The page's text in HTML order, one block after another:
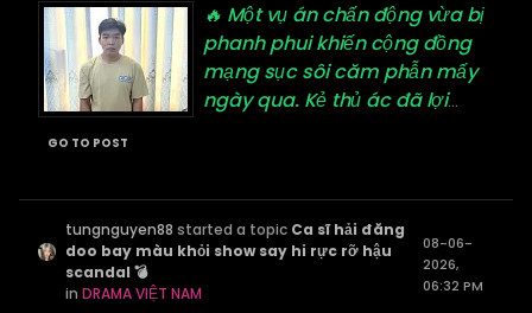
🔥 Một vụ án chấn động vừa bị
phanh phui khiến cộng đồng
mạng sục sôi căm phẫn mấy
ngày qua. Kẻ thủ ác đã lợi...
GO TO POST
tungnguyen88 started a topic Ca sĩ hải đăng
doo bay màu khỏi show say hi rực rỡ hậu
scandal 💣
inDRAMA VIỆT NAM
08-06-
2026,
06:32 PM